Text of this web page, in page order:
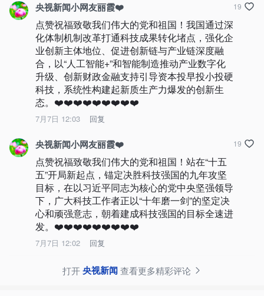
央视新闻小网友丽霞❤️
点赞祝福致敬我们伟大的党和祖国！我国通过深
化体制机制改革打通科技成果转化堵点，强化企
业创新主体地位、促进创新链与产业链深度融
合，以“人工智能+”和智能制造推动产业数字化
升级、创新财政金融支持引导资本投早投小投硬
科技，系统性构建起新质生产力爆发的创新生
态。❤️❤️❤️❤️❤️❤️❤️❤️❤️
7月7日 12:03 回复
19
央视新闻小网友丽霞❤️
点赞祝福致敬我们伟大的党和祖国！站在“十五
五”开局新起点，锚定决胜科技强国的九年攻坚
目标，在以习近平同志为核心的党中央坚强领导
下，广大科技工作者正以“十年磨一剑”的坚定决
心和顽强意志，朝着建成科技强国的目标全速进
发。❤️❤️❤️❤️❤️❤️❤️❤️❤️
7月7日 12:02 回复
19
打开央视新闻查看更多精彩评论